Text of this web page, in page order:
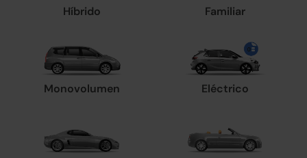
Híbrido Familiar
Monovolumen Eléctrico